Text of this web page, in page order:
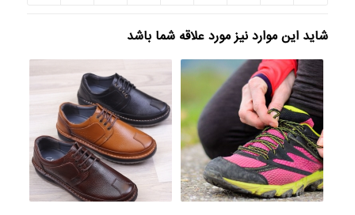
شاید این موارد نیز مورد علاقه شما باشد